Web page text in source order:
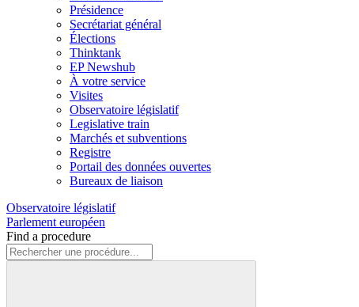
Présidence
Secrétariat général
Élections
Thinktank
EP Newshub
À votre service
Visites
Observatoire législatif
Legislative train
Marchés et subventions
Registre
Portail des données ouvertes
Bureaux de liaison
Observatoire législatif
Parlement européen
Find a procedure